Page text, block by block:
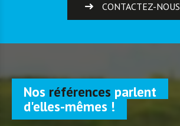
CONTACTEZ-NOUS
Nos références parlent
d'elles-mêmes !